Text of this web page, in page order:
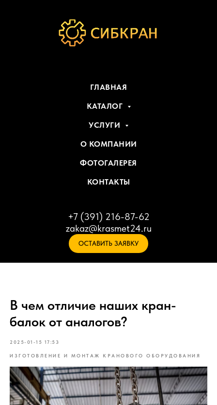
ГЛАВНАЯ
КАТАЛОГ
УСЛУГИ
О КОМПАНИИ
ФОТОГАЛЕРЕЯ
КОНТАКТЫ
+7 (391) 216-87-62
zakaz@krasmet24.ru
ОСТАВИТЬ ЗАЯВКУ
В чем отличие наших кран-
балок от аналогов?
2025-01-15 17:53
ИЗГОТОВЛЕНИЕ И МОНТАЖ КРАНОВОГО ОБОРУДОВАНИЯ